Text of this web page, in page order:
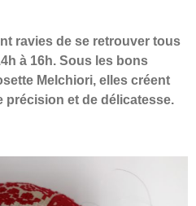
ravies de se retrouver tous
à 16h. Sous les bons
Melchiori, elles créent
précision et de délicatesse.